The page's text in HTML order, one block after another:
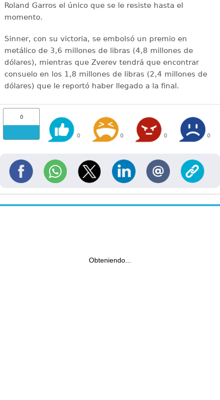
Roland Garros el único que se le resiste hasta el
momento.
Sinner, con su victoria, se embolsó un premio en
metálico de 3,6 millones de libras (4,8 millones de
dólares), mientras que Zverev tendrá que encontrar
consuelo en los 1,8 millones de libras (2,4 millones de
dólares) que le reportó haber llegado a la final.
0
0 0 0 0
Obteniendo...